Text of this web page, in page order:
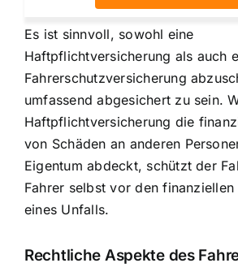
Es ist sinnvoll, sowohl eine
Haftpflichtversicherung als auch
Fahrerschutzversicherung
umfassend abgesichert zu sein.
Haftpflichtversicherung die
von Schäden an anderen
Eigentum abdeckt, schützt der
Fahrer selbst vor den
eines Unfalls.
Rechtliche Aspekte des